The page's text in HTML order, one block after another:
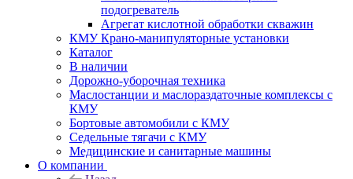
подогреватель
Агрегат кислотной обработки скважин
КМУ Крано-манипуляторные установки
Каталог
В наличии
Дорожно-уборочная техника
Маслостанции и маслораздаточные комплексы с
КМУ
Бортовые автомобили с КМУ
Седельные тягачи с КМУ
Медицинские и санитарные машины
О компании